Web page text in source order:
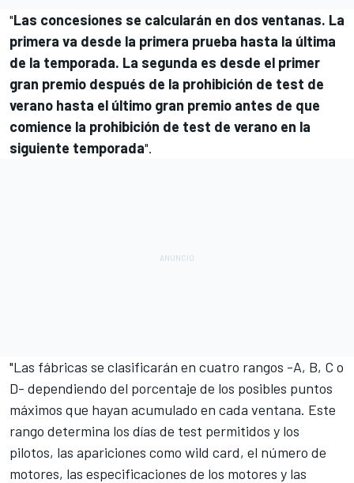
"Las concesiones se calcularán en dos ventanas. La
primera va desde la primera prueba hasta la última
de la temporada. La segunda es desde el primer
gran premio después de la prohibición de test de
verano hasta el último gran premio antes de que
comience la prohibición de test de verano en la
siguiente temporada".
"Las fábricas se clasificarán en cuatro rangos -A, B, C o
D- dependiendo del porcentaje de los posibles puntos
máximos que hayan acumulado en cada ventana. Este
rango determina los días de test permitidos y los
pilotos, las apariciones como wild card, el número de
motores, las especificaciones de los motores y las